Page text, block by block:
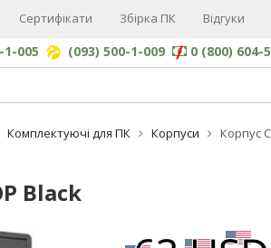
Сертифікати Збірка ПК Відгуки
1-005 (093) 500-1-009 0 (800) 604-
Комплектуючі для ПК Корпуси Корпус
Black